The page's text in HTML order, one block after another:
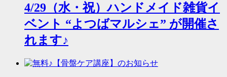
4/29（水・祝）ハンドメイド雑貨イ
ベント “よつばマルシェ” が開催さ
れます♪